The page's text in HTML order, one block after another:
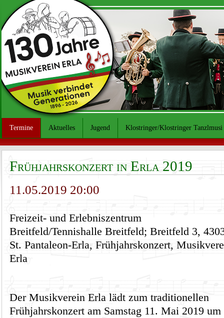
Termine Aktuelles Jugend Klostringer/Klostringer Tanzlmusi
Frühjahrskonzert in Erla 2019
11.05.2019 20:00
Freizeit- und Erlebniszentrum
Breitfeld/Tennishalle Breitfeld; Breitfeld 3,
St. Pantaleon-Erla, Frühjahrskonzert,
Erla
Der Musikverein Erla lädt zum traditionellen
Frühjahrskonzert am Samstag 11. Mai 2019